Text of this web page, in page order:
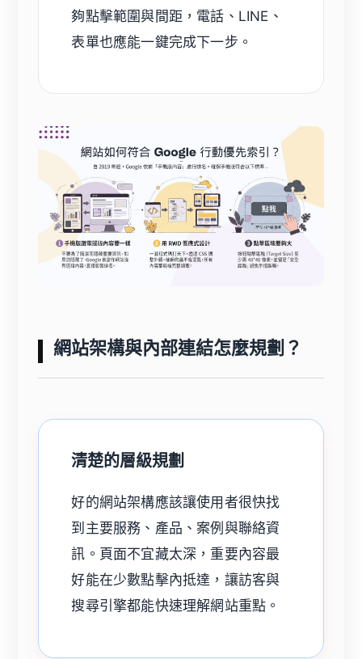
夠點擊範圍與間距，電話、LINE、
表單也應能一鍵完成下一步。
網站架構與內部連結怎麼規劃？
清楚的層級規劃
好的網站架構應該讓使用者很快找
到主要服務、產品、案例與聯絡資
訊。頁面不宜藏太深，重要內容最
好能在少數點擊內抵達，讓訪客與
搜尋引擎都能快速理解網站重點。